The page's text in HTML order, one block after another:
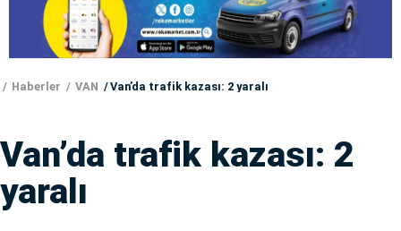
Haberler VAN Van’da trafik kazası: 2 yaralı
Van’da trafik kazası: 2
yaralı